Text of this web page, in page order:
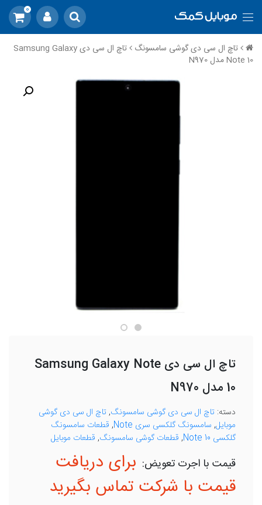
0
تاچ ال سی دی گوشی سامسونگ
تاچ ال سی دی Samsung Galaxy
Note 10 مدل N970
تاچ ال سی دی Samsung Galaxy Note
10 مدل N970
دسته: تاچ ال سی دی گوشی سامسونگ, تاچ ال سی دی گوشی
موبایل, سامسونگ گلکسی سری Note , قطعات سامسونگ
گلکسی Note 10
, قطعات گوشی سامسونگ, قطعات موبایل
برای دریافت
قیمت با شرکت تماس بگیرید